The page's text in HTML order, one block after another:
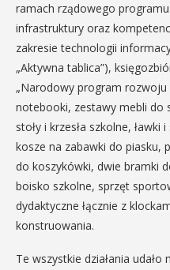
ramach rządowego
infrastruktury oraz
zakresie technologii
„Aktywna tablica”),
„Narodowy program
notebooki, zestawy mebli do
stoły i krzesła szkolne,
kosze na zabawki do piasku,
do koszykówki, dwie bramki
boisko szkolne, sprzęt
dydaktyczne łącznie z
konstruowania.
Te wszystkie działania